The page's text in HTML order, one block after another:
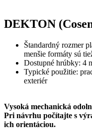
DEKTON
Štandardný rozmer
menšie formáty sú
Dostupné hrúbky: 4
Typické použitie:
exteriér
Vysoká mechanická
Pri návrhu počítajte s
ich orientáciou.